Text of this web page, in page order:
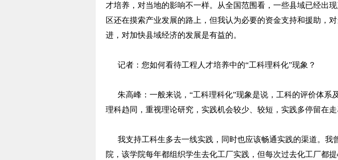
才培养，对当地的影响不一样。从全国范围看，一些县域已经出
区还在摸索产业发展的路上，但我认为必要的资金支持和援助，
进，对加快县域经济的发展是有益的。
记者：您如何看待工程人才培养中的“工科理科化”现象？
朱高峰：一般来说，“工科理科化”现象是说，工科的评价体系
理科趋同，重视理论研究，实践机会较少、较短，实践多停留在走
我支持工科生多去一线实践，同时也应该畅通实践的渠道。我
院，该学院每年都组织学生去化工厂实践，但每次过去化工厂都